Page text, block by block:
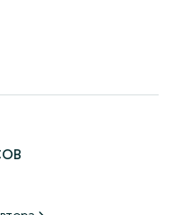
багажника + веса
перерыва на обед)
д. 33, бутик 9, Магазин
от 35 000 тн.